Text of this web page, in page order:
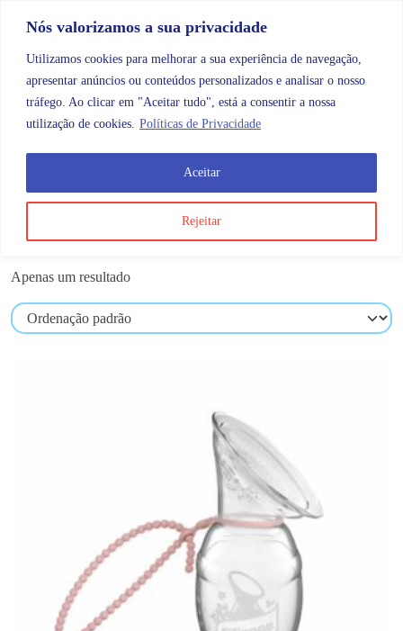
Nós valorizamos a sua privacidade
Utilizamos cookies para melhorar a sua experiência de navegação,
apresentar anúncios ou conteúdos personalizados e analisar o nosso
tráfego. Ao clicar em "Aceitar tudo", está a consentir a nossa
utilização de cookies. Políticas de Privacidade
Rejeitar
Aceitar
Categorias
flor
Apenas um resultado